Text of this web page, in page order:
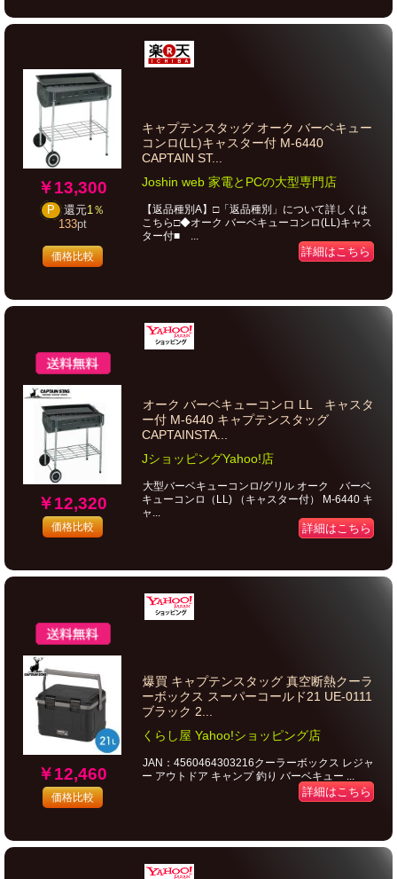
￥13,300
P 還元1％
133pt
価格比較
キャプテンスタッグ オーク バーベキュー
コンロ(LL)キャスター付 M-6440
CAPTAIN ST...
Joshin web 家電とPCの大型専門店
【返品種別A】□「返品種別」について詳しくは
こちら□◆オーク バーベキューコンロ(LL)キャス
ター付■ ...
詳細はこちら
￥12,320
価格比較
オーク バーベキューコンロ LL キャスタ
ー付 M-6440 キャプテンスタッグ
CAPTAINSTA...
JショッピングYahoo!店
大型バーベキューコンロ/グリル オーク バーベ
キューコンロ（LL) （キャスター付） M-6440 キ
ャ...
詳細はこちら
￥12,460
価格比較
爆買 キャプテンスタッグ 真空断熱クーラ
ーボックス スーパーコールド21 UE-0111
ブラック 2...
くらし屋 Yahoo!ショッピング店
JAN：4560464303216クーラーボックス レジャ
ー アウトドア キャンプ 釣り バーベキュー ...
詳細はこちら